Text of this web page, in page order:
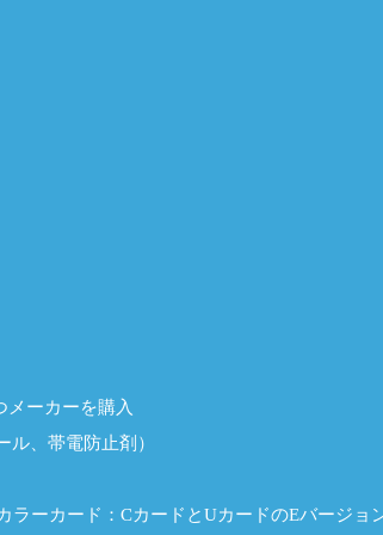
メーカーを購入
ル、帯電防止剤）
ラーカード：CカードとUカードのEバージョ